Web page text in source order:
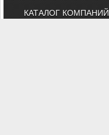
КАТАЛОГ КОМПАНИЙ